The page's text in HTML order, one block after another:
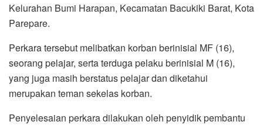
Kelurahan Bumi Harapan, Kecamatan Bacukiki Barat, Kota
Parepare.
Perkara tersebut melibatkan korban berinisial MF (16),
seorang pelajar, serta terduga pelaku berinisial M (16),
yang juga masih berstatus pelajar dan diketahui
merupakan teman sekelas korban.
Penyelesaian perkara dilakukan oleh penyidik pembantu